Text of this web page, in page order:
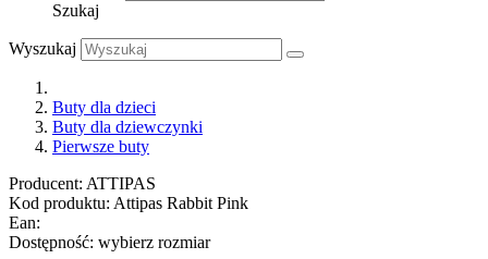
Szukaj
Wyszukaj
Buty dla dzieci
Buty dla dziewczynki
Pierwsze buty
Producent: ATTIPAS
Kod produktu: Attipas Rabbit Pink
Ean:
Dostępność: wybierz rozmiar